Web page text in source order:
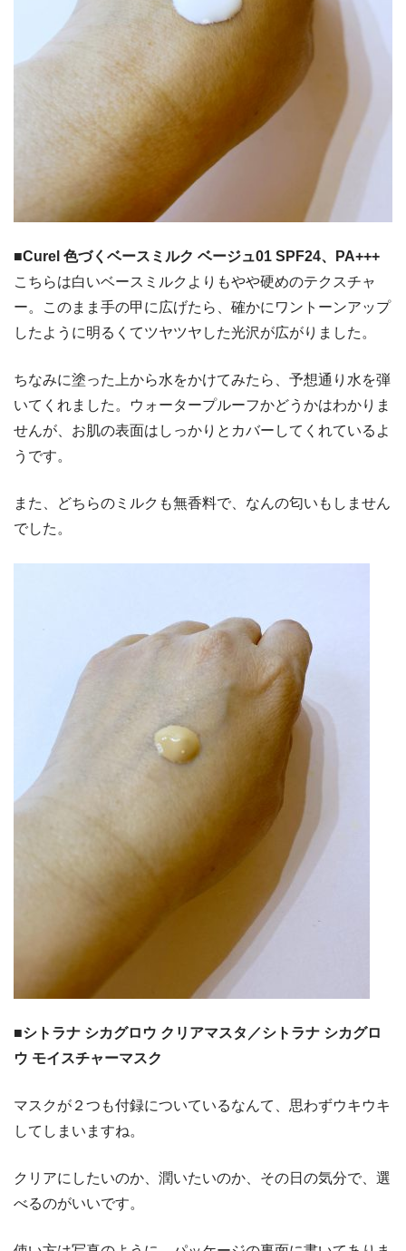
■Curel 色づくベースミルク ベージュ01 SPF24、PA+++
こちらは白いベースミルクよりもやや硬めのテクスチャ
ー。このまま手の甲に広げたら、確かにワントーンアップ
したように明るくてツヤツヤした光沢が広がりました。
ちなみに塗った上から水をかけてみたら、予想通り水を弾
いてくれました。ウォータープルーフかどうかはわかりま
せんが、お肌の表面はしっかりとカバーしてくれているよ
うです。
また、どちらのミルクも無香料で、なんの匂いもしません
でした。
■シトラナ シカグロウ クリアマスタ／シトラナ シカグロ
ウ モイスチャーマスク
マスクが２つも付録についているなんて、思わずウキウキ
してしまいますね。
クリアにしたいのか、潤いたいのか、その日の気分で、選
べるのがいいです。